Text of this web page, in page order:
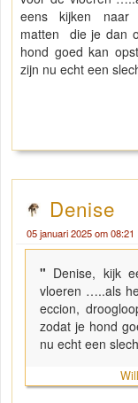
eens kijken naar
matten die je dan
hond goed kan
zijn nu echt een
Denise
05 januari 2025 om 08:21
" Denise, kijk
vloeren …..als
eccion,
zodat je hond
nu echt een